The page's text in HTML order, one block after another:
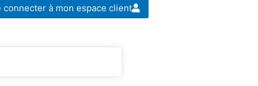
connecter à mon espace client